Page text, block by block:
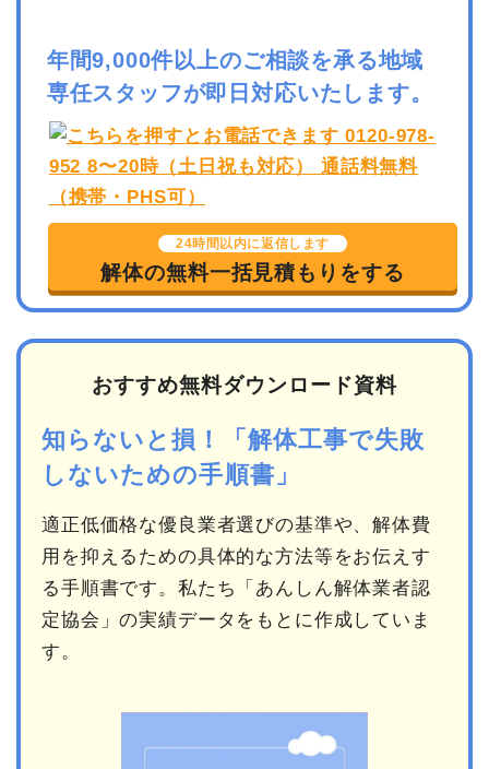
年間9,000件以上のご相談を承る地域
専任スタッフが即日対応いたします。
24時間以内に返信します
解体の無料一括見積もりをする
おすすめ無料ダウンロード資料
知らないと損！「解体工事で失敗
しないための手順書」
適正低価格な優良業者選びの基準や、解体費
用を抑えるための具体的な方法等をお伝えす
る手順書です。私たち「あんしん解体業者認
定協会」の実績データをもとに作成していま
す。